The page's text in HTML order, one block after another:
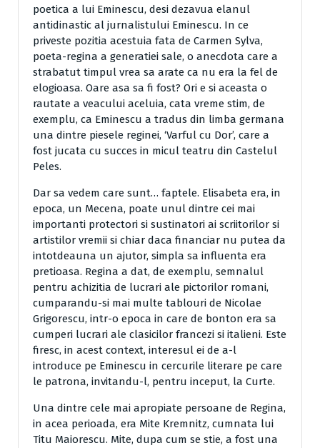
poetica a lui Eminescu, desi dezavua elanul
antidinastic al jurnalistului Eminescu. In ce
priveste pozitia acestuia fata de Carmen Sylva,
poeta-regina a generatiei sale, o anecdota care a
strabatut timpul vrea sa arate ca nu era la fel de
elogioasa. Oare asa sa fi fost? Ori e si aceasta o
rautate a veacului aceluia, cata vreme stim, de
exemplu, ca Eminescu a tradus din limba germana
una dintre piesele reginei, ‘Varful cu Dor’, care a
fost jucata cu succes in micul teatru din Castelul
Peles.
Dar sa vedem care sunt… faptele. Elisabeta era, in
epoca, un Mecena, poate unul dintre cei mai
importanti protectori si sustinatori ai scriitorilor si
artistilor vremii si chiar daca financiar nu putea da
intotdeauna un ajutor, simpla sa influenta era
pretioasa. Regina a dat, de exemplu, semnalul
pentru achizitia de lucrari ale pictorilor romani,
cumparandu-si mai multe tablouri de Nicolae
Grigorescu, intr-o epoca in care de bonton era sa
cumperi lucrari ale clasicilor francezi si italieni. Este
firesc, in acest context, interesul ei de a-l
introduce pe Eminescu in cercurile literare pe care
le patrona, invitandu-l, pentru inceput, la Curte.
Una dintre cele mai apropiate persoane de Regina,
in acea perioada, era Mite Kremnitz, cumnata lui
Titu Maiorescu. Mite, dupa cum se stie, a fost una